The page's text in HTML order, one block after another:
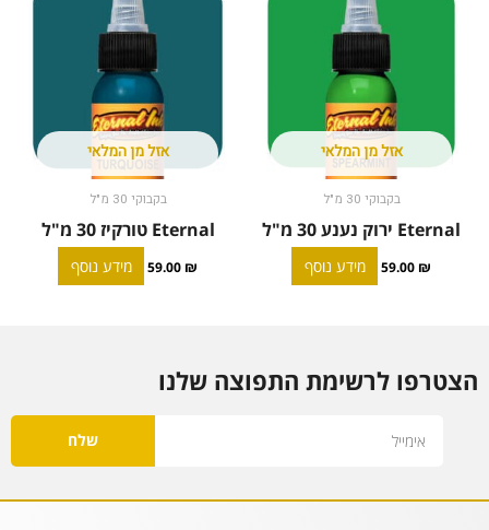
אזל מן המלאי
בקבוקי 30 מ"ל
Eternal ירוק נענע 30 מ"ל
59.00 ₪ מידע נוסף
אזל מן המלאי
בקבוקי 30 מ"ל
Eternal טורקיז 30 מ"ל
59.00 ₪ מידע נוסף
הצטרפו לרשימת התפוצה שלנו
שלח